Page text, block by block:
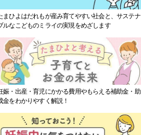
まひよはだれもが産み育てやすい社会と、サステナ
ルなこどものミライの実現をめざします
娠・出産・育児にかかる費用やもらえる補助金・助
金をわかりやすく解説！